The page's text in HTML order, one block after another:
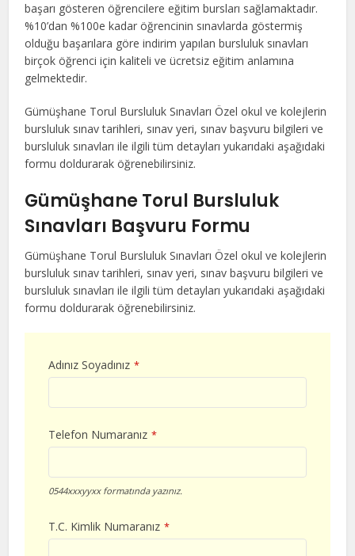
başarı gösteren öğrencilere eğitim bursları sağlamaktadır.
%10’dan %100e kadar öğrencinin sınavlarda göstermiş
olduğu başarılara göre indirim yapılan bursluluk sınavları
birçok öğrenci için kaliteli ve ücretsiz eğitim anlamına
gelmektedir.
Gümüşhane Torul Bursluluk Sınavları Özel okul ve kolejlerin
bursluluk sınav tarihleri, sınav yeri, sınav başvuru bilgileri ve
bursluluk sınavları ile ilgili tüm detayları yukarıdaki aşağıdaki
formu doldurarak öğrenebilirsiniz.
Gümüşhane Torul Bursluluk
Sınavları Başvuru Formu
Gümüşhane Torul Bursluluk Sınavları Özel okul ve kolejlerin
bursluluk sınav tarihleri, sınav yeri, sınav başvuru bilgileri ve
bursluluk sınavları ile ilgili tüm detayları yukarıdaki aşağıdaki
formu doldurarak öğrenebilirsiniz.
Adınız Soyadınız *
Telefon Numaranız *
0544xxxyyxx formatında yazınız.
T.C. Kimlik Numaranız *